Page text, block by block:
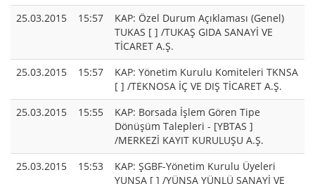
25.03.2015
15:57
KAP: Özel Durum Açıklaması (Genel)
TUKAS [ ] /TUKAŞ GIDA SANAYİ VE
TİCARET A.Ş.
25.03.2015
15:57
KAP: Yönetim Kurulu Komiteleri TKNSA
[ ] /TEKNOSA İÇ VE DIŞ TİCARET A.Ş.
25.03.2015
15:55
KAP: Borsada İşlem Gören Tipe
Dönüşüm Talepleri - [YBTAS ]
/MERKEZİ KAYIT KURULUŞU A.Ş.
25.03.2015
15:53
KAP: ŞGBF-Yönetim Kurulu Üyeleri
YUNSA [ ] /YÜNSA YÜNLÜ SANAYİ VE